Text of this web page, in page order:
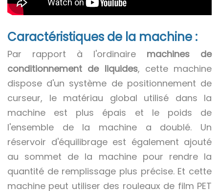
Caractéristiques de la machine :
Par rapport à l'ordinaire machines de
conditionnement de liquides, cette machine
dispose d'un système de positionnement de
curseur, le matériau global utilisé dans la
machine est plus épais et le poids de
l'ensemble de la machine a doublé. Un
réservoir d'équilibrage est également ajouté
au sommet de la machine pour rendre la
quantité de remplissage plus précise. Et cette
machine peut utiliser des rouleaux de film PET